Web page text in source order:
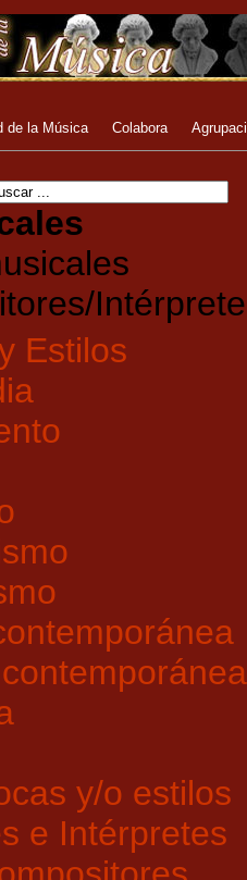
de la Música Colabora
Estilos
y/o estilos
e Intérpretes